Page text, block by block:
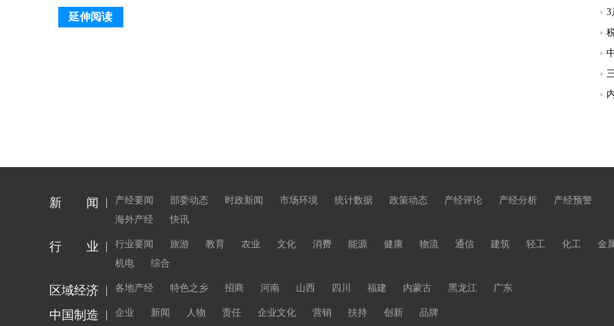
延伸阅读
3
新 闻 产经要闻 部委动态 时政新闻 市场环境 统计数据 政策动态 产经评论 产经分析
产经预警
海外产经
快讯
行 业 行业要闻 旅游 教育 农业 文化 消费 能源 健康 物流 通信 建筑 轻工 化工
金
机电
综合
区域经济 各地产经 特色之乡 招商 河南 山西 四川 福建 内蒙古 黑龙江 广东
中国制造 企业 新闻 人物 责任 企业文化 营销 扶持 创新 品牌